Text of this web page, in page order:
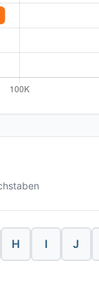
H I J